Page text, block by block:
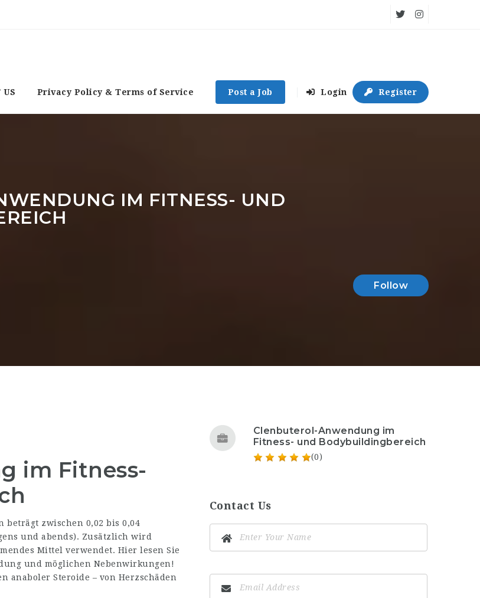
US Privacy Policy & Terms of Service Post a Job Login Register
IM FITNESS- UND
Follow
im Fitness-
beträgt zwischen 0,02 bis 0,04
und abends). Zusätzlich wird
Mittel verwendet. Hier lesen Sie
und möglichen Nebenwirkungen!
Steroide – von Herzschäden
Clenbuterol-Anwendung im
Fitness- und Bodybuildingbereich
(0)
Contact Us